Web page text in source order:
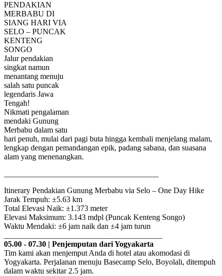
PENDAKIAN
MERBABU DI
SIANG HARI VIA
SELO – PUNCAK
KENTENG
SONGO
Jalur pendakian
singkat namun
menantang menuju
salah satu puncak
legendaris Jawa
Tengah!
Nikmati pengalaman
mendaki Gunung
Merbabu dalam satu
hari penuh, mulai dari pagi buta hingga kembali menjelang malam,
lengkap dengan pemandangan epik, padang sabana, dan suasana
alam yang menenangkan.
Itinerary Pendakian Gunung Merbabu via Selo – One Day Hike
Jarak Tempuh: ±5.63 km
Total Elevasi Naik: ±1.373 meter
Elevasi Maksimum: 3.143 mdpl (Puncak Kenteng Songo)
Waktu Mendaki: ±6 jam naik dan ±4 jam turun
05.00 - 07.30 | Penjemputan dari Yogyakarta
Tim kami akan menjemput Anda di hotel atau akomodasi di
Yogyakarta. Perjalanan menuju Basecamp Selo, Boyolali, ditempuh
dalam waktu sekitar 2.5 jam.